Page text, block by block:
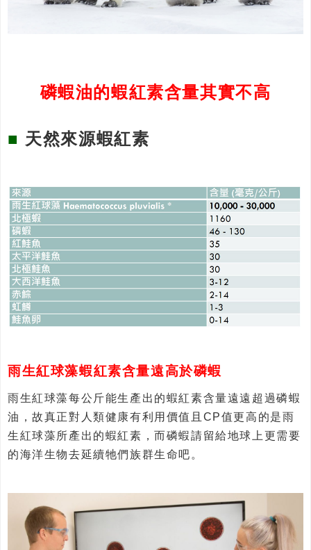
磷蝦油的蝦紅素含量其實不高
■ 天然來源蝦紅素
雨生紅球藻蝦紅素含量遠高於磷蝦
雨生紅球藻每公斤能生產出的蝦紅素含量遠遠超過磷蝦
油，故真正對人類健康有利用價值且CP值更高的是雨
生紅球藻所產出的蝦紅素，而磷蝦請留給地球上更需要
的海洋生物去延續牠們族群生命吧。